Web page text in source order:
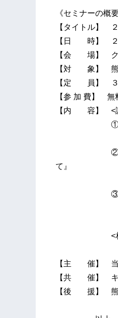
《セミナーの概要
【タイトル】
【日 時】 ２０
【会 場】 クマ
【対 象】 熊谷
【定 員】 ３
【参 加 費】 無
【内 容】 <
①『ぐるな
株式会社
②『ハイネケ
て』
キリンビ
③『キャッ
三井住友カ
株式会社ジ
<相談
セミナー終
【主 催】 当
【共 催】 キ
【後 援】 熊